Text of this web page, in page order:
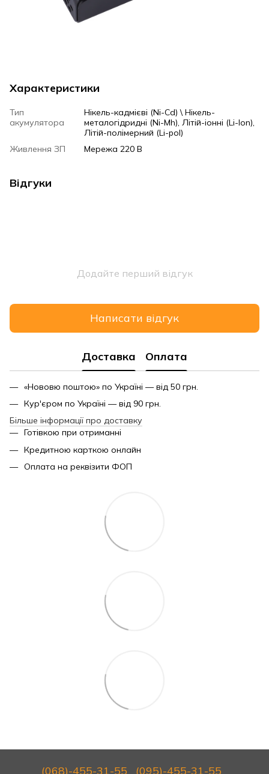
Характеристики
Тип
акумулятора
Нікель-кадмієві (Ni-Cd) \ Нікель-
металогідридні (Ni-Mh), Літій-іонні (Li-Ion),
Літій-полімерний (Li-pol)
Живлення ЗП
Мережа 220 В
Відгуки
Додайте перший відгук
Написати відгук
Доставка Оплата
«Нововю поштою» по Україні — від 50 грн.
Кур'єром по Україні — від 90 грн.
Більше інформації про доставку
Готівкою при отриманні
Кредитною карткою онлайн
Оплата на реквізити ФОП
(068)-455-31-55 (095)-455-31-55